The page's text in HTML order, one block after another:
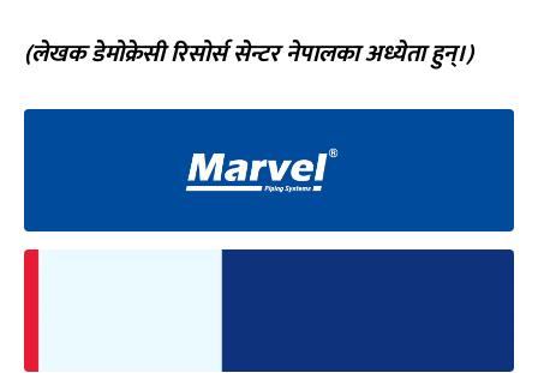
(लेखक डेमोक्रेसी रिसोर्स सेन्टर नेपालका अध्येता हुन्।)